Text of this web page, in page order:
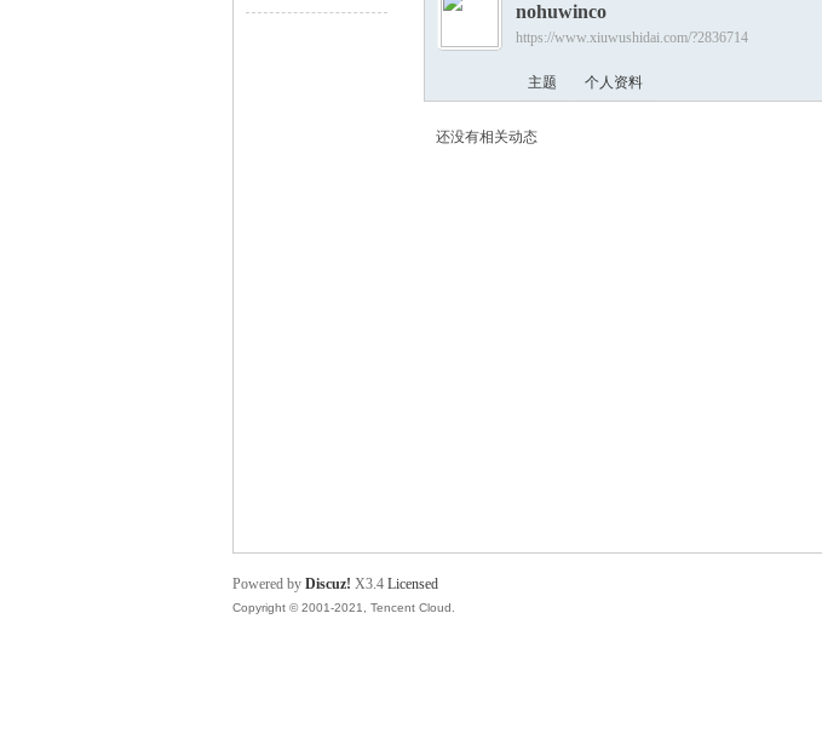
索
nohuwinco
https://www.xiuwushidai.com/?2836714
主题 个人资料
还没有相关动态
Powered by Discuz! X3.4 Licensed
Copyright © 2001-2021, Tencent Cloud.